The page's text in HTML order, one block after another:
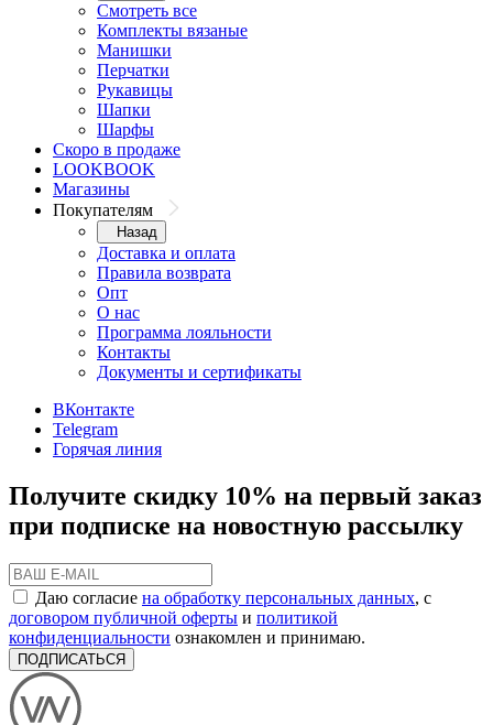
Смотреть все
Комплекты вязаные
Манишки
Перчатки
Рукавицы
Шапки
Шарфы
Скоро в продаже
LOOKBOOK
Магазины
Покупателям
Назад
Доставка и оплата
Правила возврата
Опт
О нас
Программа лояльности
Контакты
Документы и сертификаты
ВКонтакте
Telegram
Горячая линия
Получите скидку 10% на первый заказ
при подписке на новостную рассылку
Даю согласие на обработку персональных данных, с
договором публичной оферты и политикой
конфиденциальности ознакомлен и принимаю.
ПОДПИСАТЬСЯ